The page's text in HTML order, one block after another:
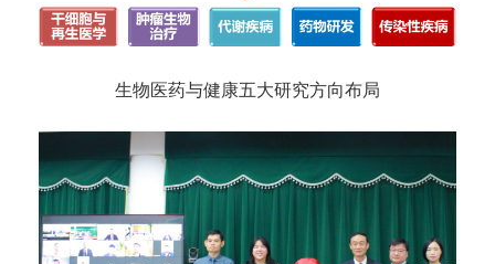
生物医药与健康五大研究方向布局